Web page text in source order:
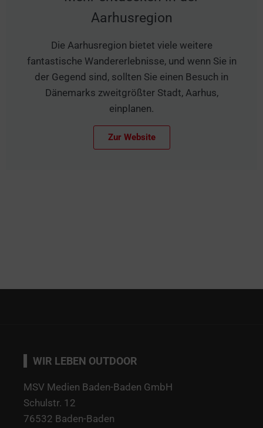
Aarhusregion
Die Aarhusregion bietet viele weitere
fantastische Wandererlebnisse, und wenn Sie in
der Gegend sind, sollten Sie einen Besuch in
Dänemarks zweitgrößter Stadt, Aarhus,
einplanen.
Zur Website
WIR LEBEN OUTDOOR
MSV Medien Baden-Baden GmbH
Schulstr. 12
76532 Baden-Baden